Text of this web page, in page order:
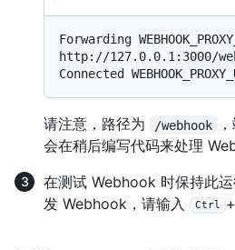
Forwarding
http://127.0.0.1:3000/
请注意，路径为 /webhook
会在稍后编写代码来处理
在测试 Webhook 时保持此
发 Webhook，请输入
Ctrl +